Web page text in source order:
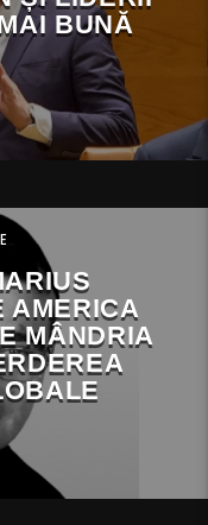
BUNĂ
AMERICA
MÂNDRIA